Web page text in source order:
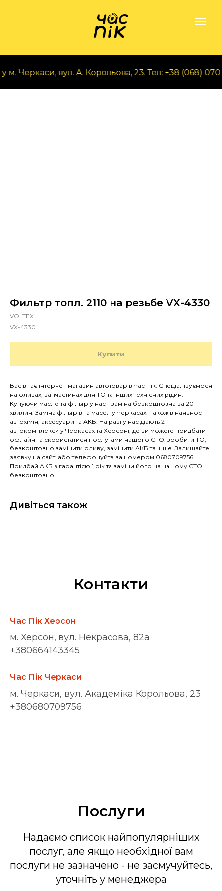
Черкаси, вул. А. Корольова, 23. Тел: +38 (068) 070
Фильтр топл. 2110 на резьбе VX-4330
VOLTEX
VX-4330
Купити
Вас вітає інтернет-магазин автотоварів Час Пік. Спеціалізуємося
на оливах, запчастинах для ТО та інших технісних рідин.
Купуючи масло та фільтр у нас - заміна безкоштовна за 20
хвилин. Заміна фільтрів та масел у Черкасах. Також в наявності
автохімія, аксесуари та АКБ. На разі у нас діають 2
автокомплекси у Черкасах та Херсоні, де ви можете придбати
офлайн та скористатися послугами нашого СТО: зробити ТО,
безкоштовно замінити оливу, замінити АКБ та інше. Залишайте
заявку на сайті або телефонуйте за номером 0680709756.
Придбай АКБ з гарантією 1 рік та заміни його на нашому СТО
безкоштовно.
Дивіться також
Контакти
Час Пік Херсон
м. Херсон, вул. Некрасова, 82а
+380664143345
Час Пік Черкаси
м. Черкаси, вул. Академіка Корольова, 23
+380680709756
Послуги
Надаємо список найпопулярніших
послуг, але якщо необхідної вам
послуги не зазначено - не засмучуйтесь,
уточніть у менеджера